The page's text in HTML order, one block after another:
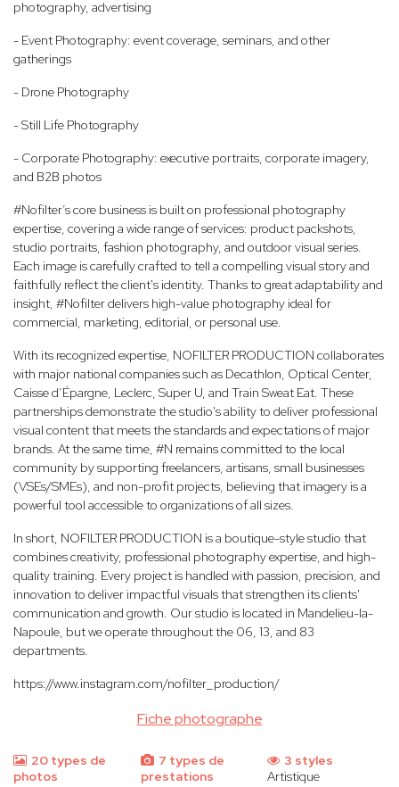
Fiche photographe
photography, advertising
- Event Photography: event coverage, seminars, and other
gatherings
- Drone Photography
- Still Life Photography
- Corporate Photography: executive portraits, corporate imagery,
and B2B photos
#Nofilter’s core business is built on professional photography
expertise, covering a wide range of services: product packshots,
studio portraits, fashion photography, and outdoor visual series.
Each image is carefully crafted to tell a compelling visual story and
faithfully reflect the client's identity. Thanks to great adaptability and
insight, #Nofilter delivers high-value photography ideal for
commercial, marketing, editorial, or personal use.
With its recognized expertise, NOFILTER PRODUCTION collaborates
with major national companies such as Decathlon, Optical Center,
Caisse d’Épargne, Leclerc, Super U, and Train Sweat Eat. These
partnerships demonstrate the studio's ability to deliver professional
visual content that meets the standards and expectations of major
brands. At the same time, #N remains committed to the local
community by supporting freelancers, artisans, small businesses
(VSEs/SMEs), and non-profit projects, believing that imagery is a
powerful tool accessible to organizations of all sizes.
In short, NOFILTER PRODUCTION is a boutique-style studio that
combines creativity, professional photography expertise, and high-
quality training. Every project is handled with passion, precision, and
innovation to deliver impactful visuals that strengthen its clients'
communication and growth. Our studio is located in Mandelieu-la-
Napoule, but we operate throughout the 06, 13, and 83
departments.
https://www.instagram.com/nofilter_production/
20 types de
photos
7 types de
prestations
3 styles
Artistique